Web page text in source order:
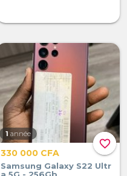
favorite_border
1 année
330 000 CFA
Samsung Galaxy S22 Ultr
a 5G - 256Gb